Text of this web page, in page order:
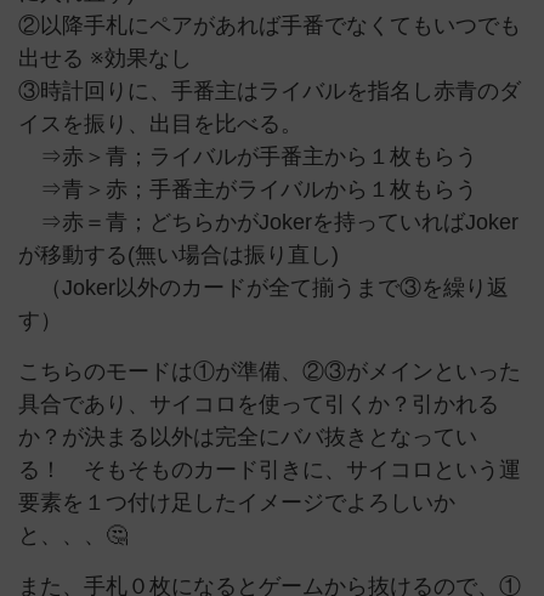
②以降手札にペアがあれば手番でなくてもいつでも
出せる ※効果なし
③時計回りに、手番主はライバルを指名し赤青のダ
イスを振り、出目を比べる。
⇒赤＞青；ライバルが手番主から１枚もらう
⇒青＞赤；手番主がライバルから１枚もらう
⇒赤＝青；どちらかがJokerを持っていればJoker
が移動する(無い場合は振り直し)
（Joker以外のカードが全て揃うまで③を繰り返
す）
こちらのモードは①が準備、②③がメインといった
具合であり、サイコロを使って引くか？引かれる
か？が決まる以外は完全にババ抜きとなってい
る！ そもそものカード引きに、サイコロという運
要素を１つ付け足したイメージでよろしいか
と、、、🤔
また、手札０枚になるとゲームから抜けるので、①